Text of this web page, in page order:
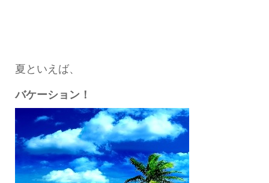
夏といえば、
バケーション！